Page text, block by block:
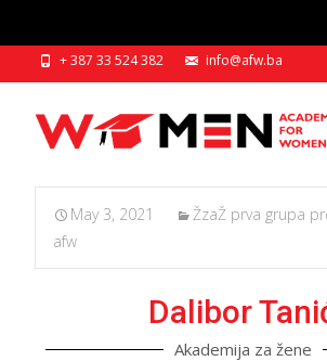
+ 387 33 524 382 info@afw.ba
May 3, 2021
ŽzaŽ prva grupa
afw
Dalibor
Akademija za žene